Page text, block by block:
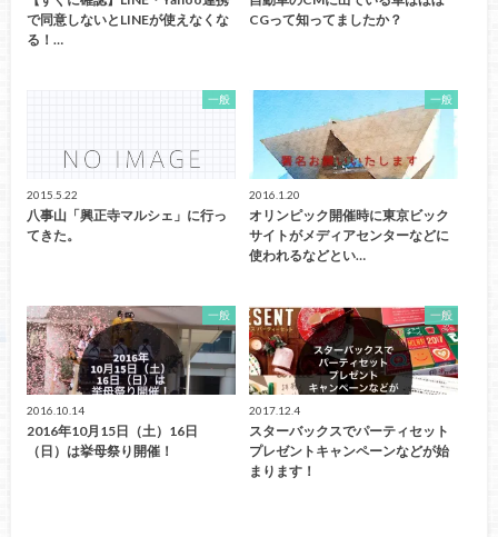
で同意しないとLINEが使えなくな
る！…
CGって知ってましたか？
一般
2015.5.22
八事山「興正寺マルシェ」に行っ
てきた。
一般
2016.1.20
オリンピック開催時に東京ビック
サイトがメディアセンターなどに
使われるなどとい…
一般
2016.10.14
2016年10月15日（土）16日
（日）は挙母祭り開催！
一般
2017.12.4
スターバックスでパーティセット
プレゼントキャンペーンなどが始
まります！